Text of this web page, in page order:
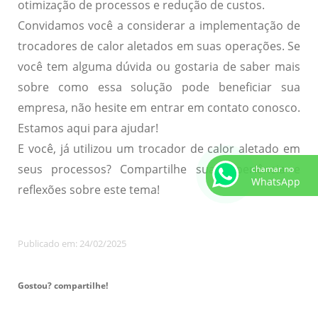
otimização de processos e redução de custos.
Convidamos você a considerar a implementação de
trocadores de calor aletados em suas operações. Se
você tem alguma dúvida ou gostaria de saber mais
sobre como essa solução pode beneficiar sua
empresa, não hesite em entrar em contato conosco.
Estamos aqui para ajudar!
E você, já utilizou um trocador de calor aletado em
seus processos? Compartilhe sua experiência e
reflexões sobre este tema!
Publicado em: 24/02/2025
Gostou? compartilhe!
chamar no
WhatsApp